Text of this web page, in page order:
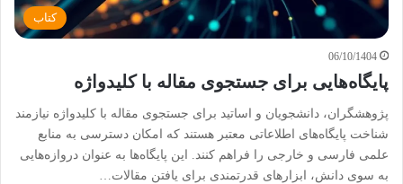
کتاب
06/10/1404
پایگاه‌هایی برای جستجوی مقاله با کلیدواژه
پژوهشگران، دانشجویان و اساتید برای جستجوی مقاله با کلیدواژه نیازمند
شناخت پایگاه‌های اطلاعاتی معتبر هستند که امکان دسترسی به منابع
علمی فارسی و خارجی را فراهم کنند. این پایگاه‌ها به عنوان دروازه‌هایی
به سوی دانش، ابزارهای قدرتمندی برای یافتن مقالات…